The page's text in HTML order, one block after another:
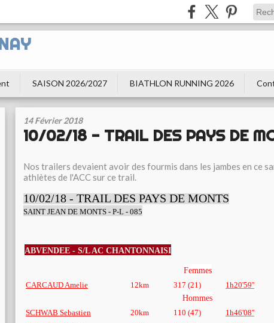
SAISON 2026/2027 BIATHLON RUNNING 2026
14 Février 2018
10/02/18 - TRAIL DES PAYS DE
Nos trailers devaient avoir des fourmis dans les jambes en ce
athlètes de l'ACC sur ce trail.
10/02/18 - TRAIL DES PAYS DE MONTS
SAINT JEAN DE MONTS - P-L - 085
ABVENDEE - S/L AC CHANTONNAISI
Femmes
CARCAUD Amelie
12km 317 (21) 1h20'59''
Hommes
SCHWAB Sebastien
20km 110 (47) 1h46'08''